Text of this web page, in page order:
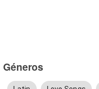
Géneros